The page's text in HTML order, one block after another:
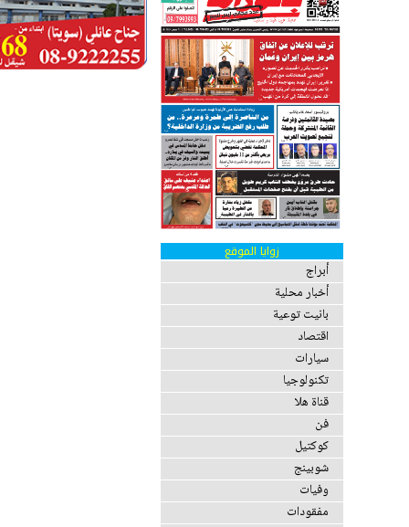
زوايا الموقع
أبراج
أخبار محلية
بانيت توعية
اقتصاد
سيارات
تكنولوجيا
قناة هلا
فن
كوكتيل
شوبينج
وفيات
مفقودات